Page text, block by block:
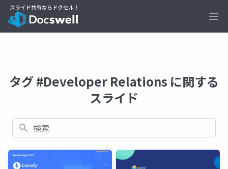
タグ #Developer Relations に関する
スライド
検索